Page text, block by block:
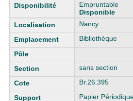
Empruntable
Disponible
Nancy
Bibliothèque
sans section
Br.26.395
Papier